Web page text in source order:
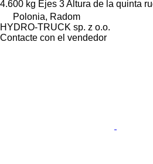
4.600 kg Ejes 3Altura de la quinta
Polonia, Radom
HYDRO-TRUCK sp. z o.o.
Contacte con el vendedor